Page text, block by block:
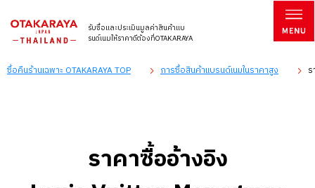
รับซื้อและประเมินมูลค่าสินค้าแบ
รนด์เนมให้ราคาดีต้องที่OTAKARAYA
ซื้อคืนร้านเฉพาะ OTAKARAYA TOP การซื้อสินค้าแบรนด์เนมในราคาสูง
ราคาซื้ออ้างอิง